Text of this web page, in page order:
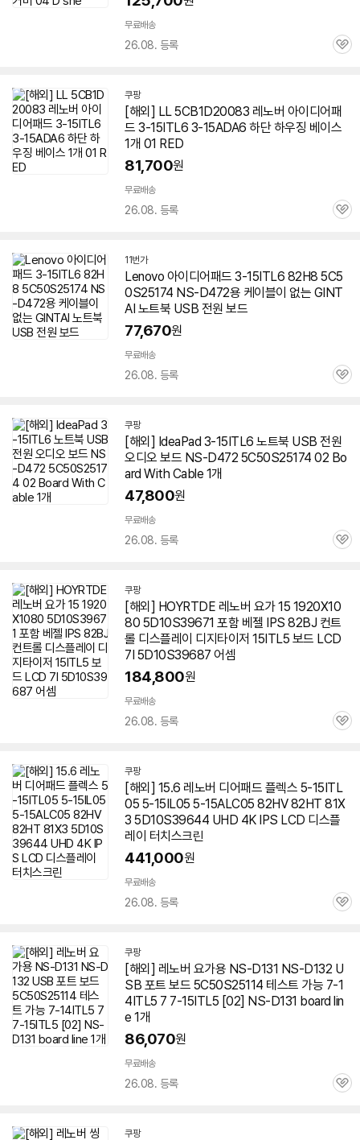
무료배송
26.08. 등록
관
쿠팡
[해외] LL 5CB1D20083 레노버 아이디어패
드 3-15ITL6 3-15ADA6 하단 하우징 베이스
1개 01 RED
81,700원
무료배송
26.08. 등록
관
11번가
Lenovo 아이디어패드 3-15ITL6 82H8 5C5
0S25174 NS-D472용 케이블이 없는 GINT
AI 노트북 USB 전원 보드
77,670원
무료배송
26.08. 등록
관
쿠팡
[해외] IdeaPad 3-15ITL6 노트북 USB 전원
오디오 보드 NS-D472 5C50S25174 02 Bo
ard With Cable 1개
47,800원
무료배송
26.08. 등록
관
쿠팡
[해외] HOYRTDE 레노버 요가 15 1920X10
80 5D10S39671 포함 베젤 IPS 82BJ 컨트
롤 디스플레이 디지타이저 15ITL5 보드 LCD
7I 5D10S39687 어셈
184,800원
무료배송
26.08. 등록
관
쿠팡
[해외] 15.6 레노버 디어패드 플렉스 5-15ITL
05 5-15IL05 5-15ALC05 82HV 82HT 81X
3 5D10S39644 UHD 4K IPS LCD 디스플
레이 터치스크린
441,000원
무료배송
26.08. 등록
관
쿠팡
[해외] 레노버 요가용 NS-D131 NS-D132 U
SB 포트 보드 5C50S25114 테스트 가능 7-1
4ITL5 7 7-15ITL5 [02] NS-D131 board lin
e 1개
86,070원
무료배송
26.08. 등록
관
쿠팡